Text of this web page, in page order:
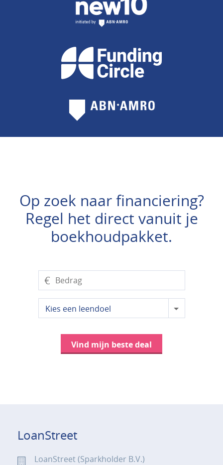
Op zoek naar financiering?
Regel het direct vanuit je
boekhoudpakket.
€
Kies een leendoel
Vind mijn beste deal
LoanStreet
LoanStreet (Sparkholder B.V.)